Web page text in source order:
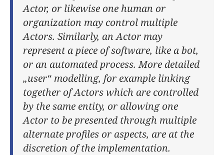
Actor, or likewise one human or
organization may control multiple
Actors. Similarly, an Actor may
represent a piece of software, like a bot,
or an automated process. More detailed
„user“ modelling, for example linking
together of Actors which are controlled
by the same entity, or allowing one
Actor to be presented through multiple
alternate profiles or aspects, are at the
discretion of the implementation.